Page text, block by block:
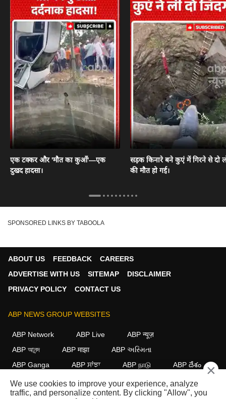
एक टक्कर और 'मौत का कुआँ'—एक
दुखद हादसा।
सड़क किनारे बने कुएं में गिरने से दो
की मौत हो गई।
SPONSORED LINKS BY TABOOLA
ABOUT US FEEDBACK
CAREERS
ADVERTISE WITH US
SITEMAP
DISCLAIMER
PRIVACY POLICY
CONTACT US
ABP NEWS GROUP WEBSITES
ABP Network ABP Live
ABP न्यूज़
ABP আনন্দ
ABP माझा
ABP અસ્મિતા
ABP Ganga
ABP ਸਾਂਝਾ ABP நாடு ABP దేశం
FOLLOW US
×
We use cookies to improve your experience, analyze
traffic, and personalize content. By clicking "Allow", you